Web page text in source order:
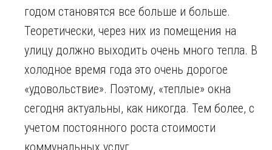
годом становятся все больше и больше.
Теоретически, через них из помещения на
улицу должно выходить очень много тепла. В
холодное время года это очень дорогое
«удовольствие». Поэтому, «теплые» окна
сегодня актуальны, как никогда. Тем более, с
учетом постоянного роста стоимости
коммунальных услуг.